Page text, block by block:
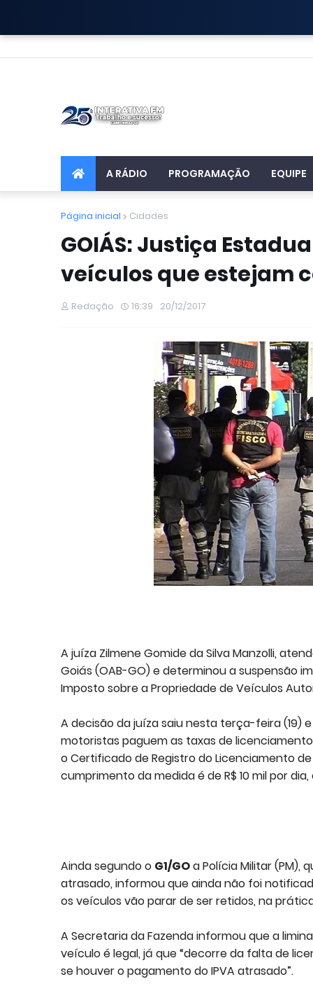
A RÁDIO PROGRAMAÇÃO EQUIPE
Página inicial Cidades
GOIÁS: Justiça
veículos que estejam
Redação 16:39 20/12/2017
A juíza Zilmene Gomide da Silva Manzolli,
Goiás (OAB-GO) e determinou a suspensão
Imposto sobre a Propriedade de Veículos
A decisão da juíza saiu nesta terça-feira (19)
motoristas paguem as taxas de
o Certificado de Registro do Licenciamento
cumprimento da medida é de R$ 10 mil por dia,
Ainda segundo o G1/GOa Polícia Militar (PM),
atrasado, informou que ainda não foi
os veículos vão parar de ser retidos, na
A Secretaria da Fazenda informou que a
veículo é legal, já que “decorre da falta de
se houver o pagamento do IPVA atrasado”.